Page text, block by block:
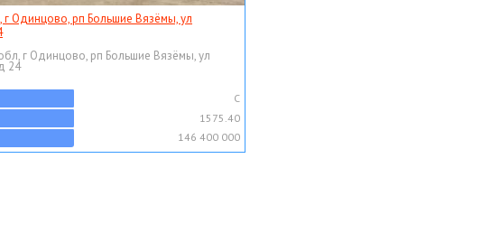
Одинцово, рп Большие Вязёмы, ул
г Одинцово, рп Большие Вязёмы, ул
24
C
1575.40
146 400 000